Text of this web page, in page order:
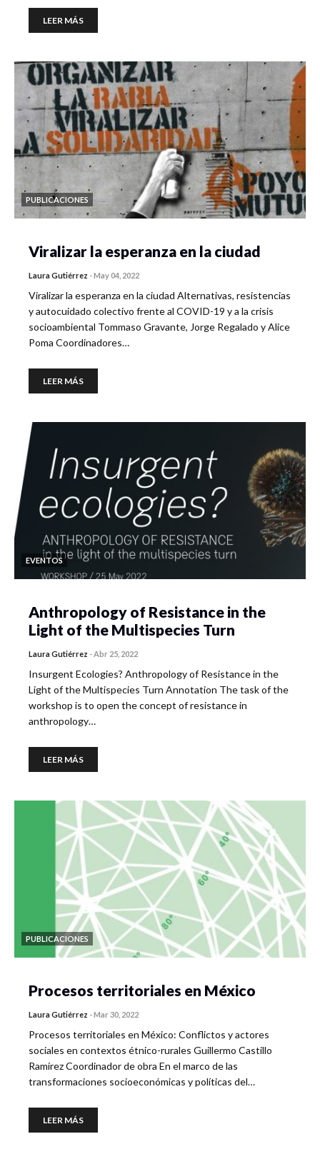
LEER MÁS
PUBLICACIONES
Viralizar la esperanza en la ciudad
Laura Gutiérrez -May 04, 2022
Viralizar la esperanza en la ciudad Alternativas, resistencias
y autocuidado colectivo frente al COVID-19 y a la crisis
socioambiental Tommaso Gravante, Jorge Regalado y Alice
Poma Coordinadores…
LEER MÁS
EVENTOS
Anthropology of Resistance in the
Light of the Multispecies Turn
Laura Gutiérrez -Abr 25, 2022
Insurgent Ecologies? Anthropology of Resistance in the
Light of the Multispecies Turn Annotation The task of the
workshop is to open the concept of resistance in
anthropology…
LEER MÁS
PUBLICACIONES
Procesos territoriales en México
Laura Gutiérrez -Mar 30, 2022
Procesos territoriales en México: Conflictos y actores
sociales en contextos étnico-rurales Guillermo Castillo
Ramírez Coordinador de obra En el marco de las
transformaciones socioeconómicas y políticas del…
LEER MÁS